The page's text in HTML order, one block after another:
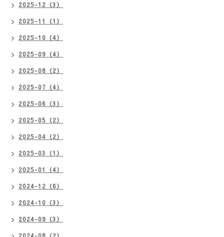
2025-12（3）
2025-11（1）
2025-10（4）
2025-09（4）
2025-08（2）
2025-07（4）
2025-06（3）
2025-05（2）
2025-04（2）
2025-03（1）
2025-01（4）
2024-12（6）
2024-10（3）
2024-09（3）